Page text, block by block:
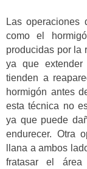
Las operaciones
como el
producidas por la
ya que
tienden a
hormigón antes
esta técnica no
ya que puede
endurecer. Otra
llana a ambos
fratasar el